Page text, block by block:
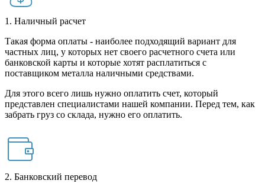
1. Наличный расчет
Такая форма оплаты - наиболее подходящий вариант для
частных лиц, у которых нет своего расчетного счета или
банковской карты и которые хотят расплатиться с
поставщиком металла наличными средствами.
Для этого всего лишь нужно оплатить счет, который
представлен специалистами нашей компании. Перед тем, как
забрать груз со склада, нужно его оплатить.
2. Банковский перевод